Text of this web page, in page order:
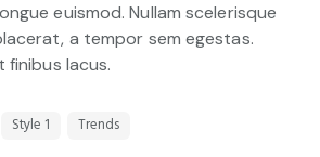
euismod. Nullam scelerisque
a tempor sem egestas.
lacus.
Style 1 Trends